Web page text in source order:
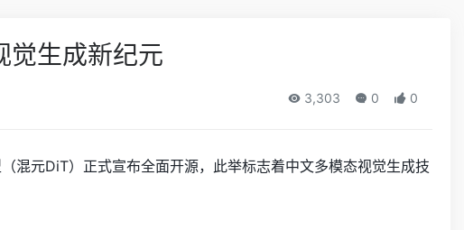
觉生成新纪元
3,303 0 0
混元DiT）正式宣布全面开源，此举标志着中文多模态视觉生成技